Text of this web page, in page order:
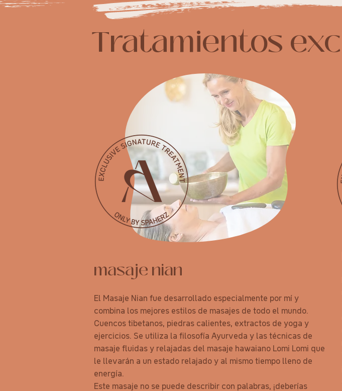
Tratamientos
masaje nian
El Masaje Nian fue desarrollado especialmente por mí y
combina los mejores estilos de masajes de todo el mundo.
Cuencos tibetanos, piedras calientes, extractos de yoga y
ejercicios. Se utiliza la filosofía Ayurveda y las técnicas de
masaje fluidas y relajadas del masaje hawaiano Lomi Lomi que
le llevarán a un estado relajado y al mismo tiempo lleno de
energía.
Este masaje no se puede describir con palabras, ¡deberías